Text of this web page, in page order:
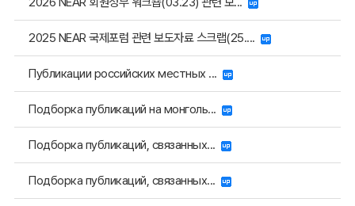
2025 NEAR 국제포럼 관련 보도자료 스크랩(25....
Публикации российских местных ...
Подборка публикаций на монголь...
Подборка публикаций, связанных...
Подборка публикаций, связанных...